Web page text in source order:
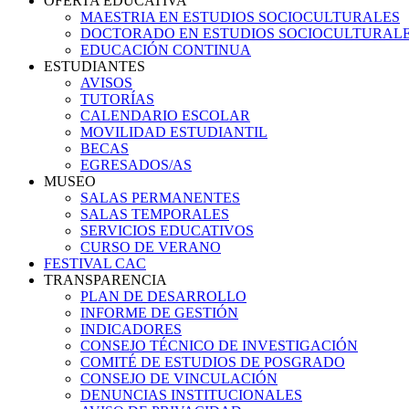
MAESTRIA EN ESTUDIOS SOCIOCULTURALES
DOCTORADO EN ESTUDIOS
EDUCACIÓN CONTINUA
ESTUDIANTES
AVISOS
TUTORÍAS
CALENDARIO ESCOLAR
MOVILIDAD ESTUDIANTIL
BECAS
EGRESADOS/AS
MUSEO
SALAS PERMANENTES
SALAS TEMPORALES
SERVICIOS EDUCATIVOS
CURSO DE VERANO
FESTIVAL CAC
TRANSPARENCIA
PLAN DE DESARROLLO
INFORME DE GESTIÓN
INDICADORES
CONSEJO TÉCNICO DE INVESTIGACIÓN
COMITÉ DE ESTUDIOS DE POSGRADO
CONSEJO DE VINCULACIÓN
DENUNCIAS INSTITUCIONALES